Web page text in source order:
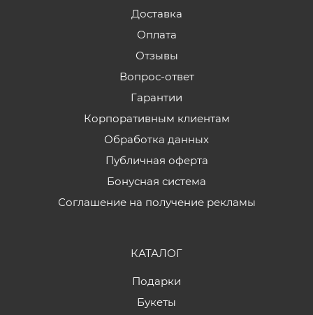
Доставка
Оплата
Отзывы
Вопрос-ответ
Гарантии
Корпоративным клиентам
Обработка данных
Публичная оферта
Бонусная система
Соглашение на получение рекламы
КАТАЛОГ
Подарки
Букеты